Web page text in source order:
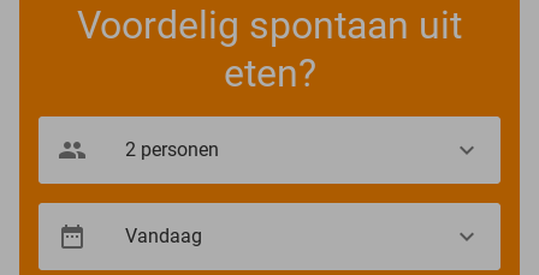
Voordelig spontaan uit
eten?